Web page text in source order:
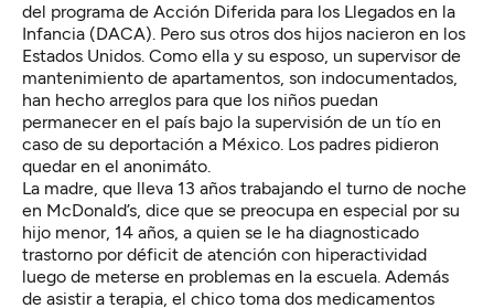
del programa de Acción Diferida para los Llegados en la
Infancia (DACA). Pero sus otros dos hijos nacieron en los
Estados Unidos. Como ella y su esposo, un supervisor de
mantenimiento de apartamentos, son indocumentados,
han hecho arreglos para que los niños puedan
permanecer en el país bajo la supervisión de un tío en
caso de su deportación a México. Los padres pidieron
quedar en el anonimáto.
La madre, que lleva 13 años trabajando el turno de noche
en McDonald’s, dice que se preocupa en especial por su
hijo menor, 14 años, a quien se le ha diagnosticado
trastorno por déficit de atención con hiperactividad
luego de meterse en problemas en la escuela. Además
de asistir a terapia, el chico toma dos medicamentos